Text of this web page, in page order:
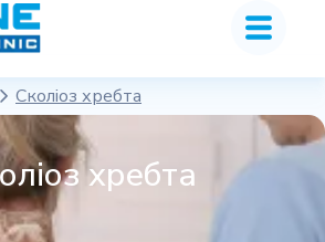
Сколіоз хребта
хребта